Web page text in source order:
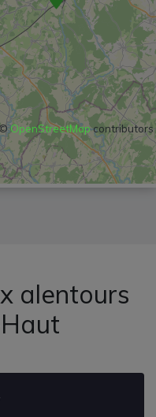
©OpenStreetMapcontributors
alentours